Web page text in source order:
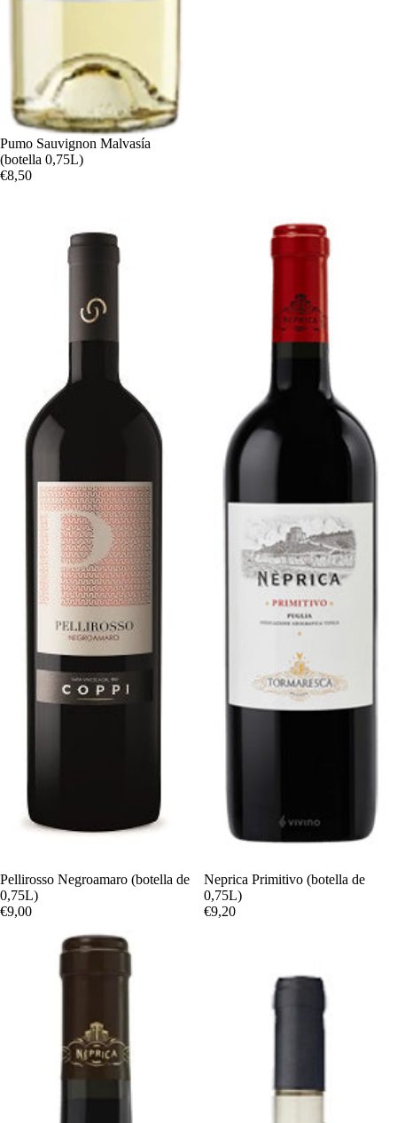
Agotado
Pumo Sauvignon Malvasía
(botella 0,75L)
€8,50
Pellirosso Negroamaro (botella de
0,75L)
€9,00
Neprica Primitivo (botella de
0,75L)
€9,20